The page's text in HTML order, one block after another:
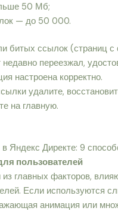
50 Мб;
— до 50 000.
битых ссылок (страниц
переезжал,
настроена корректно.
удалите,
на главную.
в Яндекс Директе: 9
пользователей
главных факторов,
Если используются
анимация или